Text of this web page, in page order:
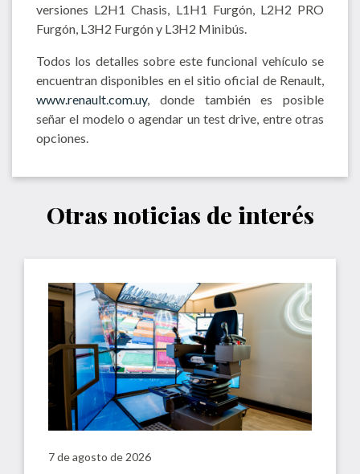
versiones L2H1 Chasis, L1H1 Furgón, L2H2 PRO
Furgón, L3H2 Furgón y L3H2 Minibús.
Todos los detalles sobre este funcional vehículo se
encuentran disponibles en el sitio oficial de Renault,
www.renault.com.uy, donde también es posible
señar el modelo o agendar un test drive, entre otras
opciones.
Otras noticias de interés
7 de agosto de 2026